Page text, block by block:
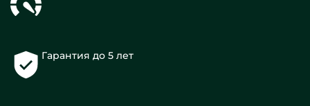
Гарантия до 5 лет